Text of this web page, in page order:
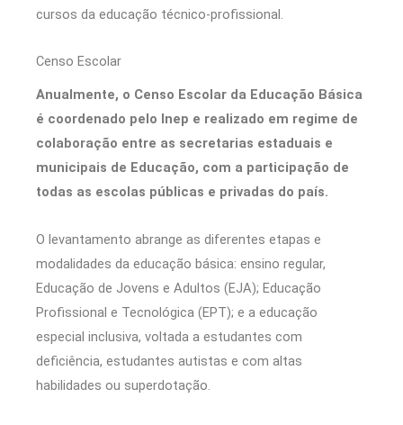
cursos da educação técnico-profissional.
Censo Escolar
Anualmente, o Censo Escolar da Educação Básica
é coordenado pelo Inep e realizado em regime de
colaboração entre as secretarias estaduais e
municipais de Educação, com a participação de
todas as escolas públicas e privadas do país.
O levantamento abrange as diferentes etapas e
modalidades da educação básica: ensino regular,
Educação de Jovens e Adultos (EJA); Educação
Profissional e Tecnológica (EPT); e a educação
especial inclusiva, voltada a estudantes com
deficiência, estudantes autistas e com altas
habilidades ou superdotação.